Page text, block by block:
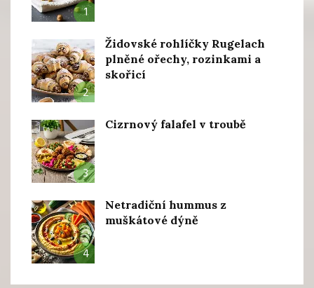
1
2
Židovské rohlíčky Rugelach
plněné ořechy, rozinkami a
skořicí
3
Cizrnový falafel v troubě
4
Netradiční hummus z
muškátové dýně